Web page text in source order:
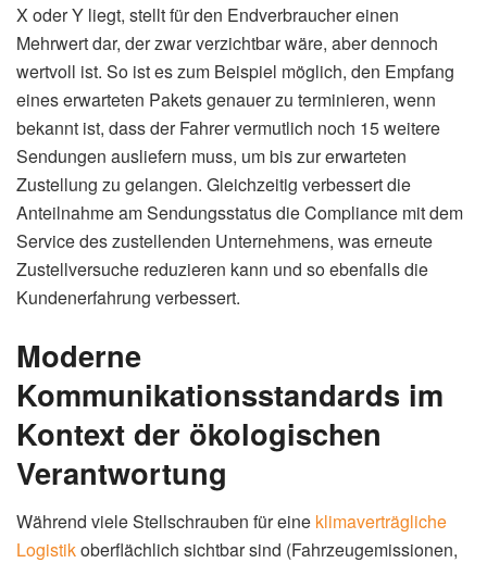
X oder Y liegt, stellt für den Endverbraucher einen
Mehrwert dar, der zwar verzichtbar wäre, aber dennoch
wertvoll ist. So ist es zum Beispiel möglich, den Empfang
eines erwarteten Pakets genauer zu terminieren, wenn
bekannt ist, dass der Fahrer vermutlich noch 15 weitere
Sendungen ausliefern muss, um bis zur erwarteten
Zustellung zu gelangen. Gleichzeitig verbessert die
Anteilnahme am Sendungsstatus die Compliance mit dem
Service des zustellenden Unternehmens, was erneute
Zustellversuche reduzieren kann und so ebenfalls die
Kundenerfahrung verbessert.
Moderne
Kommunikationsstandards im
Kontext der ökologischen
Verantwortung
Während viele Stellschrauben für eine klimaverträgliche
Logistikoberflächlich sichtbar sind (Fahrzeugemissionen,